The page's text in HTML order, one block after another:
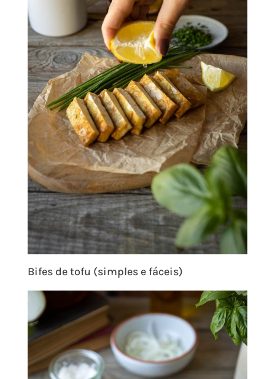
Bifes de tofu (simples e fáceis)